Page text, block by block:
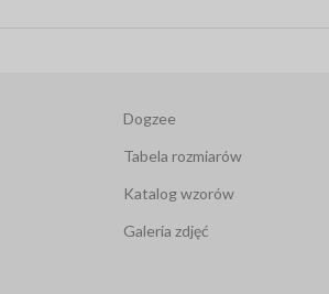
Dogzee
Tabela rozmiarów
Katalog wzorów
Galeria zdjęć